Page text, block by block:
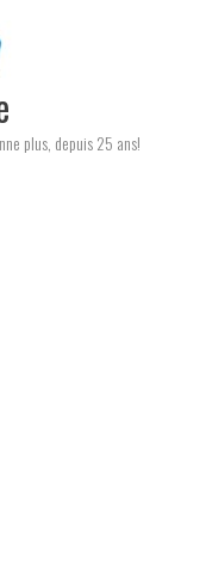
plus, depuis 25 ans!